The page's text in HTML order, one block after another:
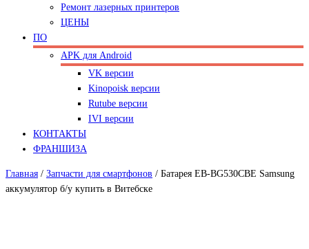
Ремонт лазерных принтеров
ЦЕНЫ
ПО
APK для Android
VK версии
Kinopoisk версии
Rutube версии
IVI версии
КОНТАКТЫ
ФРАНШИЗА
Главная / Запчасти для смартфонов / Батарея EB-BG530CBE Samsung
аккумулятор б/у купить в Витебске